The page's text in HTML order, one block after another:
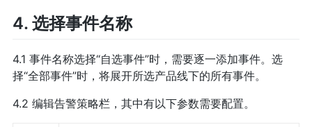
4. 选择事件名称
4.1 事件名称选择“自选事件”时，需要逐一添加事件。选
择“全部事件”时，将展开所选产品线下的所有事件。
4.2 编辑告警策略栏，其中有以下参数需要配置。